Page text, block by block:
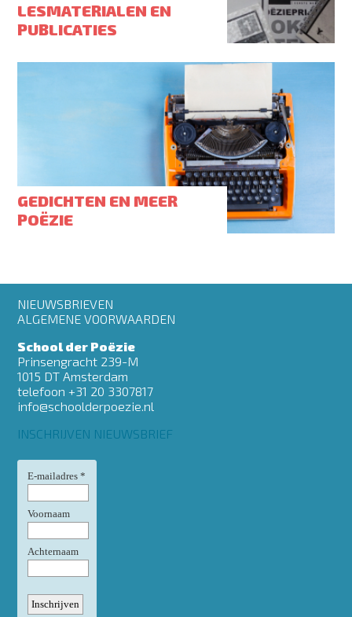
LESMATERIALEN EN
PUBLICATIES
GEDICHTEN EN MEER
POËZIE
Footer
menu
NIEUWSBRIEVEN
ALGEMENE VOORWAARDEN
School der Poëzie
Prinsengracht 239-M
1015 DT Amsterdam
telefoon +31 20 3307817
info@schoolderpoezie.nl
INSCHRIJVEN NIEUWSBRIEF